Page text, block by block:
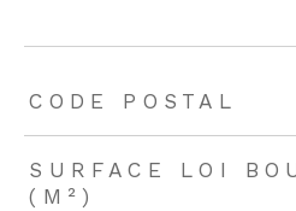
TRAD_ZEPHYR_Caracteristique
CODE POSTAL
SURFACE LOI
(M²)